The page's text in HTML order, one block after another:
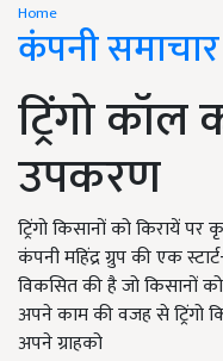
Home
कंपनी समाचार
ट्रिंगो
उपकरण
ट्रिंगो किसानों को किरायें
कंपनी महिंद्र ग्रुप की एक
विकसित की है जो किसानों
अपने काम की वजह से ट्रिंगो
अपने ग्राहको